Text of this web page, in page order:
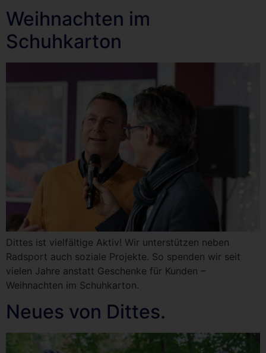
Weihnachten im
Schuhkarton
Dittes ist vielfältige Aktiv! Wir unterstützen neben
Radsport auch soziale Projekte. So spenden wir seit
vielen Jahre anstatt Geschenke für Kunden –
Weihnachten im Schuhkarton.
Neues von Dittes.